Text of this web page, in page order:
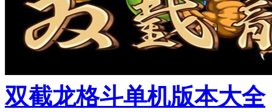
双截龙格斗单机版本大全